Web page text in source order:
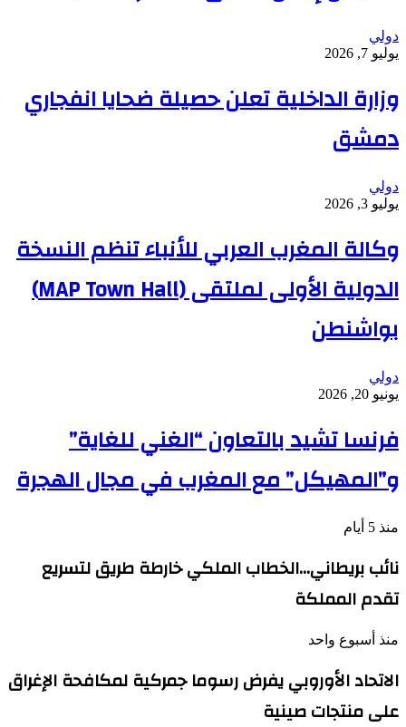
دولي
يوليو 7, 2026
وزارة الداخلية تعلن حصيلة ضحايا انفجاري
دمشق
دولي
يوليو 3, 2026
وكالة المغرب العربي للأنباء تنظم النسخة
الدولية الأولى لملتقى (MAP Town Hall)
بواشنطن
دولي
يونيو 20, 2026
فرنسا تشيد بالتعاون “الغني للغاية”
و”المهيكل” مع المغرب في مجال الهجرة
منذ 5 أيام
نائب بريطاني…الخطاب الملكي خارطة طريق لتسريع
تقدم المملكة
منذ أسبوع واحد
الاتحاد الأوروبي يفرض رسوما جمركية لمكافحة الإغراق
على منتجات صينية